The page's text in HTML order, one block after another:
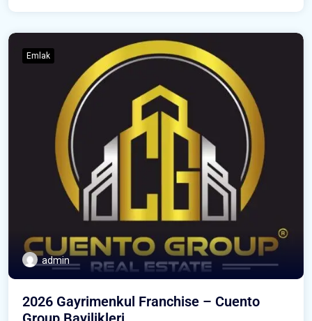
Emlak
admin
2026 Gayrimenkul Franchise – Cuento